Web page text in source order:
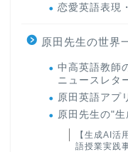
恋愛英語表現
原田先生の世界
中高英語教師
ニュースレタ
原田英語アプ
原田先生の"
【生成AI活
語授業実践